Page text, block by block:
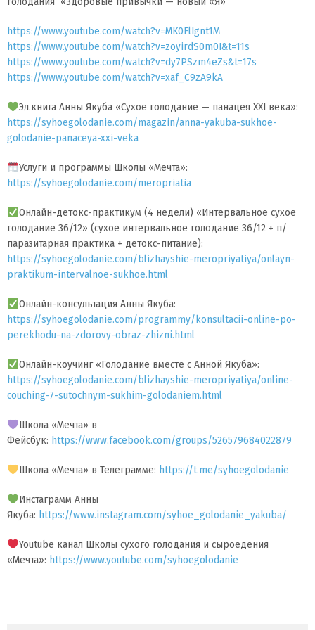
https://www.youtube.com/watch?v=MK0FlIgnt1M
https://www.youtube.com/watch?v=zoyirdS0m0I&t=11s
https://www.youtube.com/watch?v=dy7PSzm4eZs&t=17s
https://www.youtube.com/watch?v=xaf_C9zA9kA
Эл.книга Анны Якуба «Сухое голодание — панацея XXI века»:
https://syhoegolodanie.com/magazin/anna-yakuba-sukhoe-
golodanie-panaceya-xxi-veka
Услуги и программы Школы «Мечта»:
https://syhoegolodanie.com/meropriatia
Онлайн-детокс-практикум (4 недели) «Интервальное сухое
голодание 36/12» (сухое интервальное голодание 36/12 + п/
паразитарная практика + детокс-питание):
https://syhoegolodanie.com/blizhayshie-meropriyatiya/onlayn-
praktikum-intervalnoe-sukhoe.html
Онлайн-консультация Анны Якуба:
https://syhoegolodanie.com/programmy/konsultacii-online-po-
perekhodu-na-zdorovy-obraz-zhizni.html
Онлайн-коучинг «Голодание вместе с Анной Якуба»:
https://syhoegolodanie.com/blizhayshie-meropriyatiya/online-
couching-7-sutochnym-sukhim-golodaniem.html
Школа «Мечта» в
Фейсбук: https://www.facebook.com/groups/526579684022879
Школа «Мечта» в Телеграмме: https://t.me/syhoegolodanie
Инстаграмм Анны
Якуба: https://www.instagram.com/syhoe_golodanie_yakuba/
Youtube канал Школы сухого голодания и сыроедения
«Мечта»: https://www.youtube.com/syhoegolodanie